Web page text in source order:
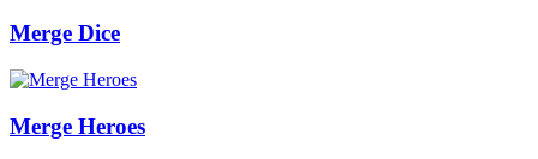
Merge Dice
Merge Heroes